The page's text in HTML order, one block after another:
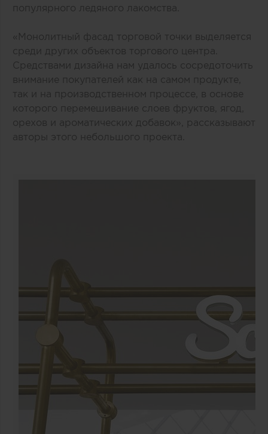
популярного ледяного лакомства.
«Монолитный фасад торговой точки выделяется
среди других объектов торгового центра.
Средствами дизайна нам удалось сосредоточить
внимание покупателей как на самом продукте,
так и на производственном процессе, в основе
которого перемешивание слоев фруктов, ягод,
орехов и ароматических добавок», рассказывают
авторы этого небольшого проекта.